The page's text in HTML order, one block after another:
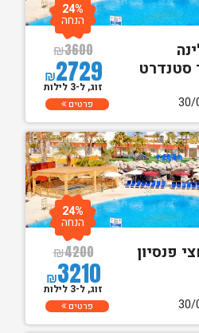
סטנדרט
₪3600
₪2729
24%
הנחה
זוג, ל-3 לילות
פרטים
פנסיון
₪4200
₪3210
24%
הנחה
זוג, ל-3 לילות
פרטים